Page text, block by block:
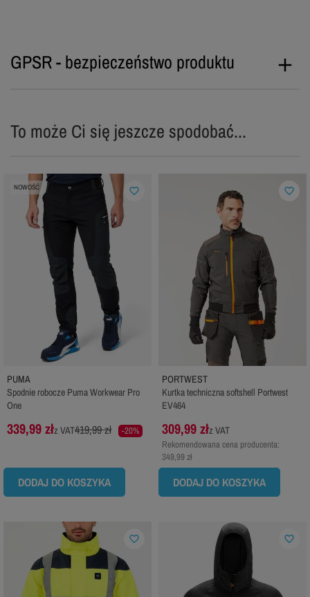
GPSR - bezpieczeństwo produktu
To może Ci się jeszcze spodobać...
NOWOŚĆ
PUMA
Spodnie robocze Puma Workwear Pro
One
339,99 złz VAT419,99 zł -20%
DODAJ DO KOSZYKA
favorite_border
PORTWEST
Kurtka techniczna softshell Portwest
EV464
309,99 złz VAT
Rekomendowana cena producenta:
349,99 zł
DODAJ DO KOSZYKA
favorite_border
favorite_border favorite_border